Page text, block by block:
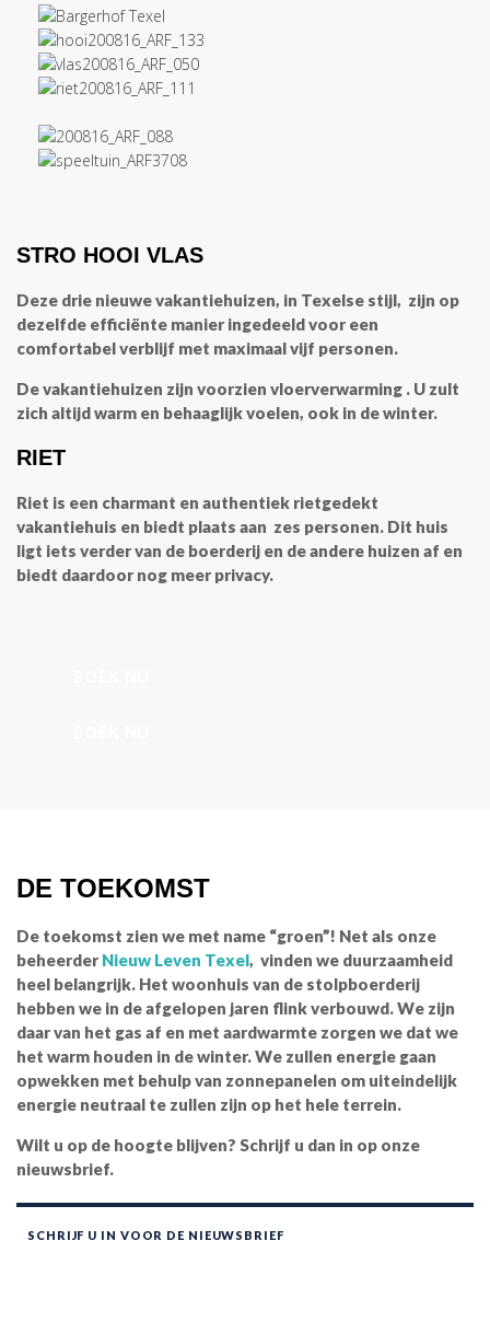
STRO HOOI VLAS
Deze drie nieuwe vakantiehuizen, in Texelse stijl, zijn op
dezelfde efficiënte manier ingedeeld voor een
comfortabel verblijf met maximaal vijf personen.
De vakantiehuizen zijn voorzien vloerverwarming . U zult
zich altijd warm en behaaglijk voelen, ook in de winter.
RIET
Riet is een charmant en authentiek rietgedekt
vakantiehuis en biedt plaats aan zes personen. Dit huis
ligt iets verder van de boerderij en de andere huizen af en
biedt daardoor nog meer privacy.
DE TOEKOMST
De toekomst zien we met name “groen”! Net als onze
beheerder Nieuw Leven Texel, vinden we duurzaamheid
heel belangrijk. Het woonhuis van de stolpboerderij
hebben we in de afgelopen jaren flink verbouwd. We zijn
daar van het gas af en met aardwarmte zorgen we dat we
het warm houden in de winter. We zullen energie gaan
opwekken met behulp van zonnepanelen om uiteindelijk
energie neutraal te zullen zijn op het hele terrein.
Wilt u op de hoogte blijven? Schrijf u dan in op onze
nieuwsbrief.
SCHRIJF U IN VOOR DE NIEUWSBRIEF